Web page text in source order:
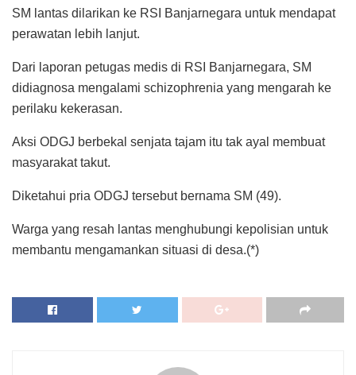
SM lantas dilarikan ke RSI Banjarnegara untuk mendapat
perawatan lebih lanjut.
Dari laporan petugas medis di RSI Banjarnegara, SM
didiagnosa mengalami schizophrenia yang mengarah ke
perilaku kekerasan.
Aksi ODGJ berbekal senjata tajam itu tak ayal membuat
masyarakat takut.
Diketahui pria ODGJ tersebut bernama SM (49).
Warga yang resah lantas menghubungi kepolisian untuk
membantu mengamankan situasi di desa.(*)